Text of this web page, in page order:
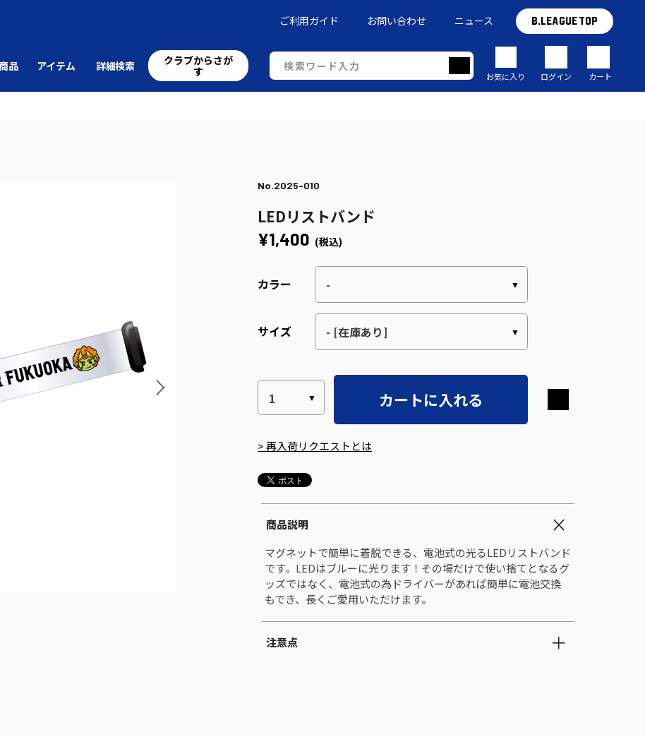
品 アイテム 詳細検索
クラブからさが
す
ご利用ガイド お問い合わせ ニュース B.LEAGUE TOP
お気に入り ログイン カート
No.2025-010
LEDリストバンド
¥1,400 (税込)
カラー
サイズ
カートに入れる
> 再入荷リクエストとは
商品説明
マグネットで簡単に着脱できる、電池式の光るLEDリストバンド
です。LEDはブルーに光ります！その場だけで使い捨てとなるグ
ッズではなく、電池式の為ドライバーがあれば簡単に電池交換
もでき、長くご愛用いただけます。
注意点